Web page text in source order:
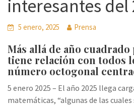
interesantes del
5 enero, 2025 Prensa
Más allá de año
tiene relación con todos
número octogonal
5 enero 2025 – El año 2025 llega
matemáticas, “algunas de las